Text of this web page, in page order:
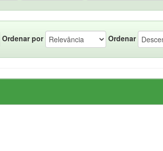
Ordenar por Ordenar